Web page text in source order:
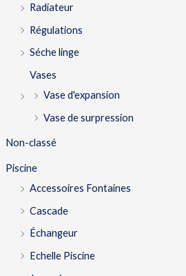
Radiateur
Régulations
Séche linge
Vases
Vase d'expansion
Vase de surpression
Non-classé
Piscine
Accessoires Fontaines
Cascade
Échangeur
Echelle Piscine